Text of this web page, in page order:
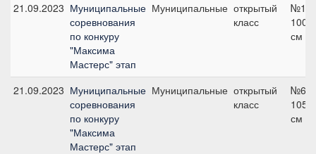
21.09.2023 Муниципальные
соревнования
по конкуру
"Максима
Мастерс" этап
Муниципальные открытый
класс
№10,
100
см
21.09.2023 Муниципальные
соревнования
по конкуру
"Максима
Мастерс" этап
Муниципальные открытый
класс
№6,
105
см